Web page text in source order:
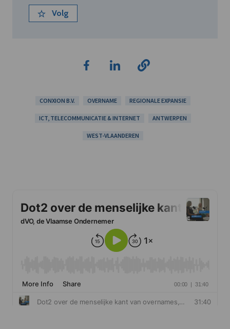
Volg
CONXION B.V. OVERNAME REGIONALE EXPANSIE
ICT, TELECOMMUNICATIE & INTERNET ANTWERPEN
WEST-VLAANDEREN